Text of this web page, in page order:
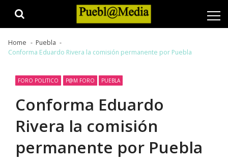
Home
Puebla
Conforma Eduardo Rivera la comisión permanente por Puebla
FORO POLITICO P@M FORO PUEBLA
Conforma Eduardo
Rivera la comisión
permanente por Puebla